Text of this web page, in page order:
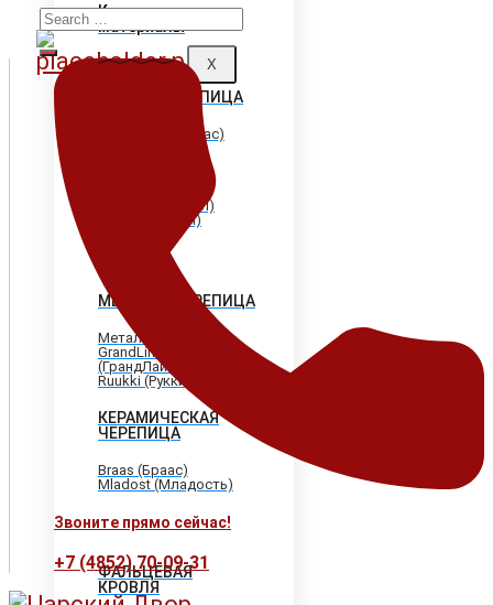
X
Кровельные
материалы
ГИБКАЯ ЧЕРЕПИЦА
Shinglas (Шинглас)
Katepal (Катепал)
Icopal (Икопал)
МЕТАЛЛОЧЕРЕПИЦА
МеталлПрофиль
GrandLine
(ГрандЛайн)
Ruukki (Рукки)
КЕРАМИЧЕСКАЯ
ЧЕРЕПИЦА
Braas (Браас)
Mladost (Младость)
ФАЛЬЦЕВАЯ
КРОВЛЯ
Search
for:
Звоните прямо сейчас!
+7 (4852) 70-09-31